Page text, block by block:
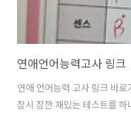
연애언어능력고사 링크
연애 언어능력 고사 링크 바
잠시 잠깐 재밌는 테스트를